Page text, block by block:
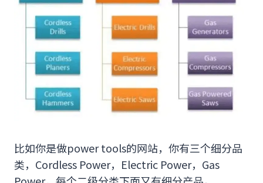
比如你是做power tools的网站，你有三个细分品
类，Cordless Power，Electric Power，Gas